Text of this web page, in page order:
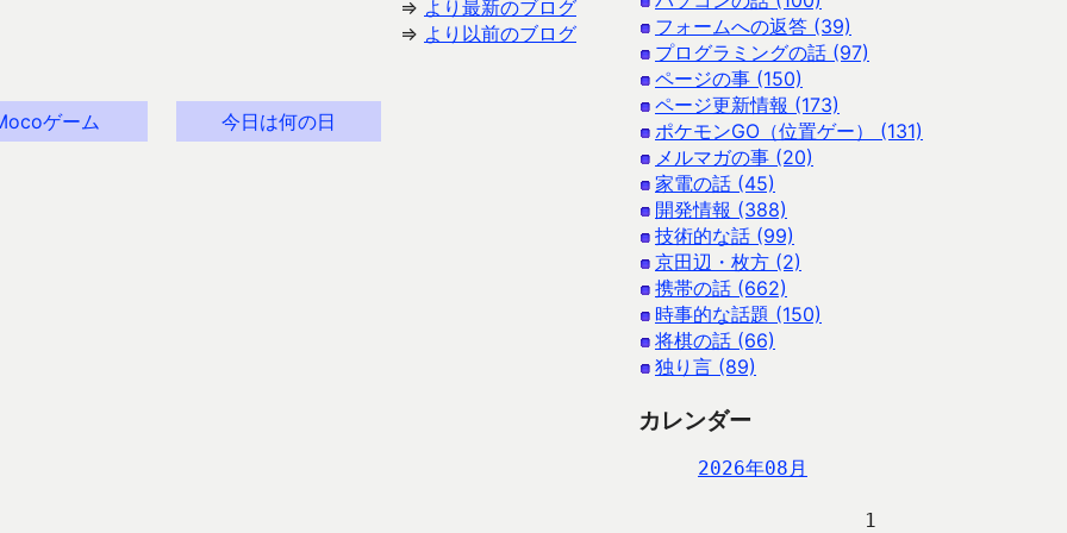
⇒ より最新のブログ
⇒ より以前のブログ
ゲーム 今日は何の日
フォームへの返答 (39)
プログラミングの話 (97)
ページの事 (150)
ページ更新情報 (173)
ポケモンGO（位置ゲー） (131)
メルマガの事 (20)
家電の話 (45)
開発情報 (388)
技術的な話 (99)
京田辺・枚方 (2)
携帯の話 (662)
時事的な話題 (150)
将棋の話 (66)
独り言 (89)
カレンダー
2026年08月
                   1